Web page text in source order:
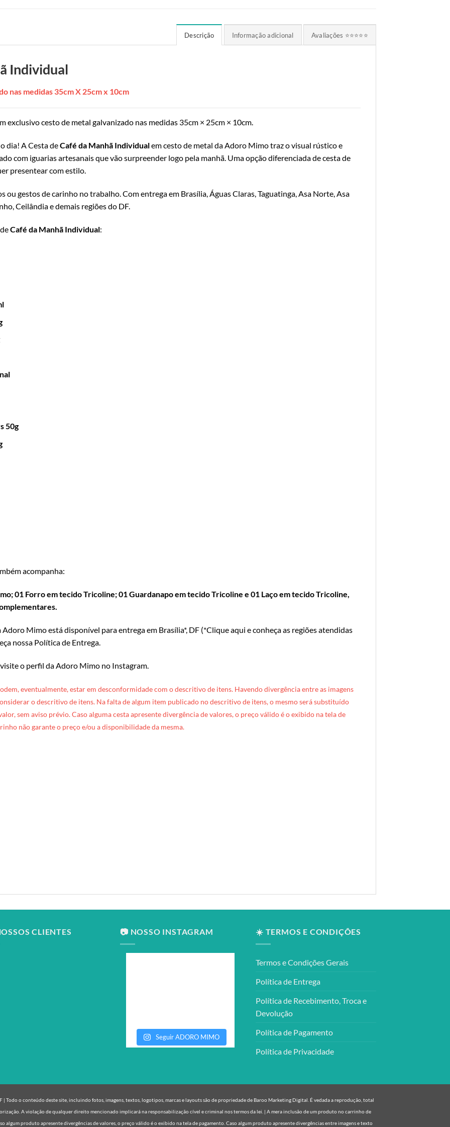
Descrição Informação adicional Avaliações ⭐⭐⭐⭐⭐
Individual
nas medidas 35cm X 25cm x 10cm
exclusivo cesto de metal galvanizado nas medidas 35cm × 25cm × 10cm.
dia! A Cesta deCafé da Manhã Individualem cesto de metal da Adoro Mimo traz o visual rústico e
com iguarias artesanais que vão surpreender logo pela manhã. Uma opção diferenciada de cesta de
presentear com estilo.
ou gestos de carinho no trabalho. Com entrega em Brasília, Águas Claras, Taguatinga, Asa Norte, Asa
Ceilândia e demais regiões do DF.
Café da Manhã Individual:
50g
acompanha:
01 Forro em tecido Tricoline; 01 Guardanapo em tecido Tricoline e 01 Laço em tecido Tricoline,
Adoro Mimo está disponível para entrega em Brasília*, DF (*Clique aqui e conheça as regiões atendidas
nossa Política de Entrega.
o perfil da Adoro Mimo no Instagram
eventualmente, estar em desconformidade com o descritivo de itens. Havendo divergência entre as imagens
o descritivo de itens. Na falta de algum item publicado no descritivo de itens, o mesmo será substituído
sem aviso prévio. Caso alguma cesta apresente divergência de valores, o preço válido é o exibido na tela de
não garante o preço e/ou a disponibilidade da mesma.
CLIENTES 📷 NOSSO INSTAGRAM
Seguir ADORO MIMO
☀️ TERMOS E CONDIÇÕES
Termos e Condições Gerais
Política de Entrega
Política de Recebimento, Troca e
Devolução
Política de Pagamento
Política de Privacidade
| Todo o conteúdo deste site, incluindo fotos, imagens, textos, logotipos, marcas e layouts são de propriedade de Baroo Marketing Digital. É vedada a reprodução, total
A violação de qualquer direito mencionado implicará na responsabilização cível e criminal nos termos da lei. | A mera inclusão de um produto no carrinho de
algum produto apresente divergências de valores, o preço válido é o exibido na tela de pagamento. Caso algum produto apresente divergências entre imagens e texto